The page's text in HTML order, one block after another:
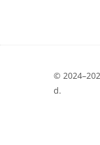
©
d.